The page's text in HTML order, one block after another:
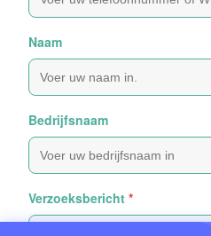
Naam
Bedrijfsnaam
Verzoeksbericht *